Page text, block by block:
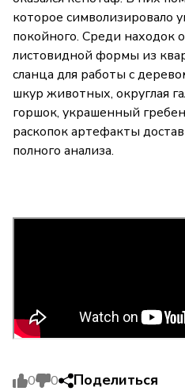
которое символизировало
покойного. Среди находок
листовидной формы из
сланца для работы с
шкур животных, округлая
горшок, украшенный
раскопок артефакты
полного анализа.
0 0 Поделиться